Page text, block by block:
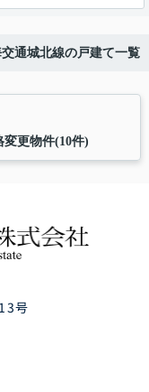
交通城北線の戸建て一覧
変更物件(10件)
号